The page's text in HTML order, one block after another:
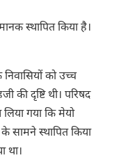
स्थापित किया है।
को उच्च
की दृष्टि थी। परिषद
गया कि मेयो
सामने स्थापित किया
था।